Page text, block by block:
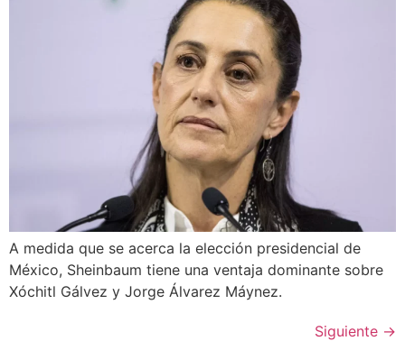
A medida que se acerca la elección presidencial de
México, Sheinbaum tiene una ventaja dominante sobre
Xóchitl Gálvez y Jorge Álvarez Máynez.
Siguiente →